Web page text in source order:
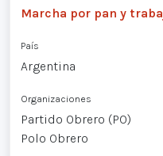
Marcha por pan y
País
Argentina
Organizaciones
Partido Obrero (PO)
Polo Obrero